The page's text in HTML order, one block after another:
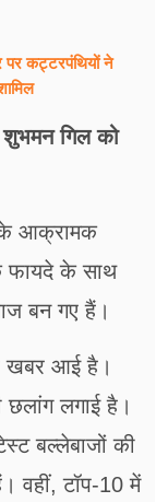
कट्टरपंथियों ने
गिल को
आक्रामक
फायदे के साथ
बन गए हैं।
खबर आई है।
लगाई है।
बल्लेबाजों की
वहीं, टॉप-10 में